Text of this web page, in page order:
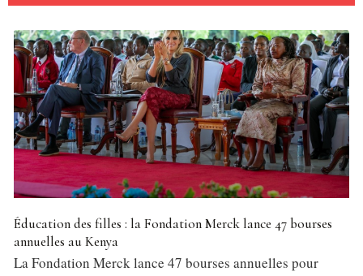
Éducation des filles : la Fondation Merck lance 47 bourses
annuelles au Kenya
La Fondation Merck lance 47 bourses annuelles pour